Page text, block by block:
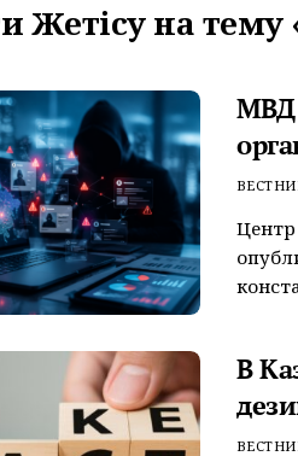
Жетісу на тему
МВД
В